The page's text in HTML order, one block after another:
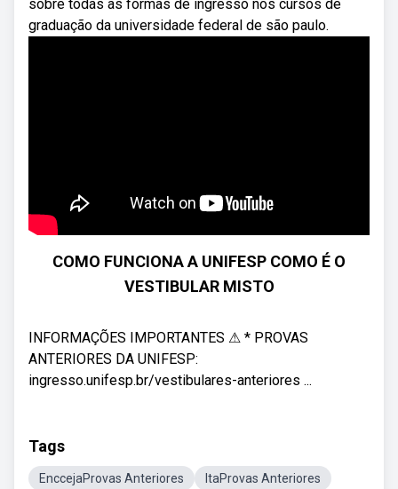
sobre todas as formas de ingresso nos cursos de
graduação da universidade federal de são paulo.
COMO FUNCIONA A UNIFESP COMO É O
VESTIBULAR MISTO
INFORMAÇÕES IMPORTANTES ⚠ * PROVAS
ANTERIORES DA UNIFESP:
ingresso.unifesp.br/vestibulares-anteriores ...
Tags
EnccejaProvas Anteriores ItaProvas Anteriores